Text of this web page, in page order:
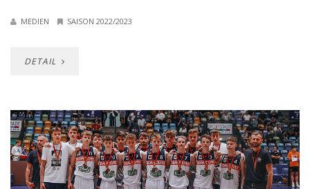
MEDIEN SAISON 2022/2023
DETAIL